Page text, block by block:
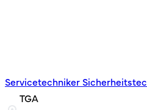
Servicetechniker
TGA